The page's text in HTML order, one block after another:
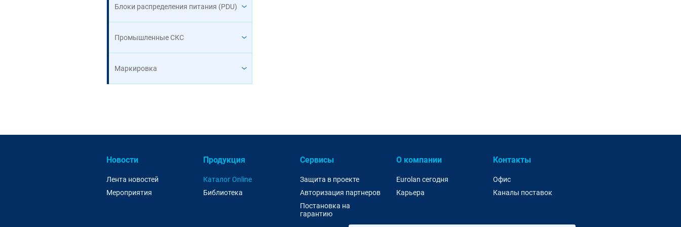
Блоки распределения питания (PDU)
Промышленные СКС
Маркировка
Новости
Лента новостей
Мероприятия
Продукция
Каталог Online
Библиотека
Сервисы
Защита в проекте
Авторизация партнеров
Постановка на
гарантию
О компании
Eurolan сегодня
Карьера
Контакты
Офис
Каналы поставок